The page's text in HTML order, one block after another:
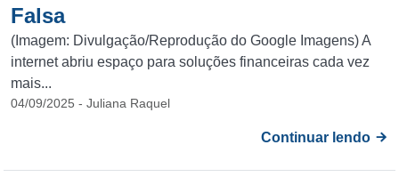
Falsa
(Imagem: Divulgação/Reprodução do Google Imagens) A
internet abriu espaço para soluções financeiras cada vez
mais...
04/09/2025 - Juliana Raquel
Continuar lendo